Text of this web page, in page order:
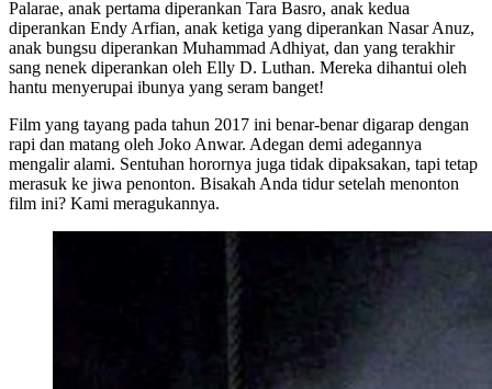
Palarae, anak pertama diperankan Tara Basro, anak kedua
diperankan Endy Arfian, anak ketiga yang diperankan Nasar Anuz,
anak bungsu diperankan Muhammad Adhiyat, dan yang terakhir
sang nenek diperankan oleh Elly D. Luthan. Mereka dihantui oleh
hantu menyerupai ibunya yang seram banget!
Film yang tayang pada tahun 2017 ini benar-benar digarap dengan
rapi dan matang oleh Joko Anwar. Adegan demi adegannya
mengalir alami. Sentuhan horornya juga tidak dipaksakan, tapi tetap
merasuk ke jiwa penonton. Bisakah Anda tidur setelah menonton
film ini? Kami meragukannya.